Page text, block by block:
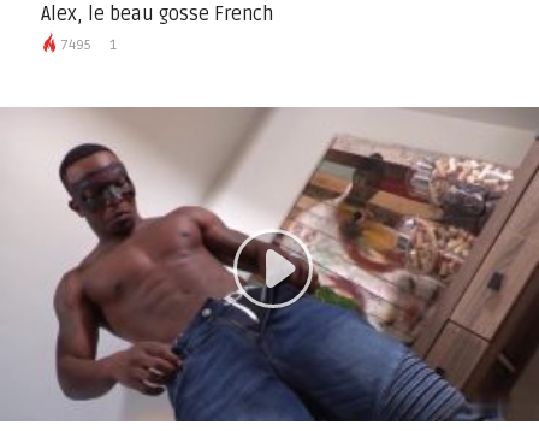
Alex, le beau gosse French
7495 1